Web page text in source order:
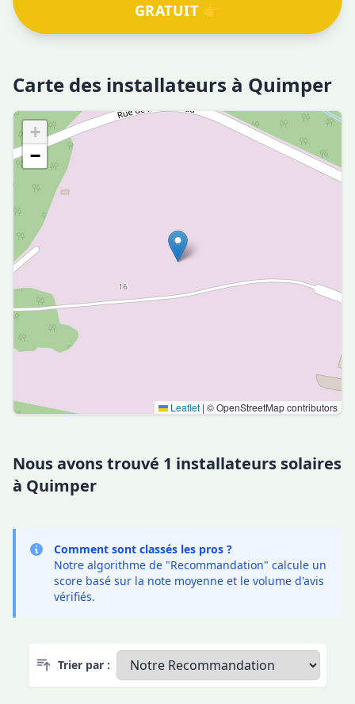
GRATUIT 👉
Carte des installateurs à Quimper
+
−
Leaflet | © OpenStreetMap contributors
Nous avons trouvé 1 installateurs solaires
à Quimper
Comment sont classés les pros ?
Notre algorithme de "Recommandation" calcule un
score basé sur la note moyenne et le volume d'avis
vérifiés.
Trier par :